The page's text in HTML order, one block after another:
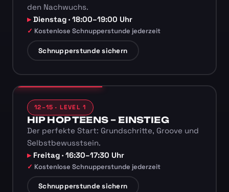
den Nachwuchs.
Dienstag · 18:00–19:00 Uhr
Kostenlose Schnupperstunde jederzeit
Schnupperstunde sichern
12–15 · LEVEL 1
HIP HOP TEENS – EINSTIEG
Der perfekte Start: Grundschritte, Groove und
Selbstbewusstsein.
Freitag · 16:30–17:30 Uhr
Kostenlose Schnupperstunde jederzeit
Schnupperstunde sichern